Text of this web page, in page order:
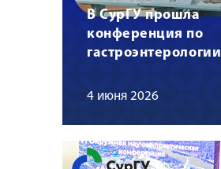
В СурГУ прошла
конференция по
гастроэнтерологии
4 июня 2026